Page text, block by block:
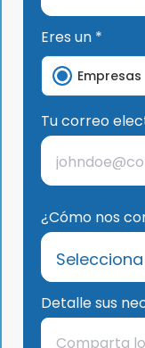
Eres un *
Empresas
Tu correo
¿Cómo nos
Detalle sus